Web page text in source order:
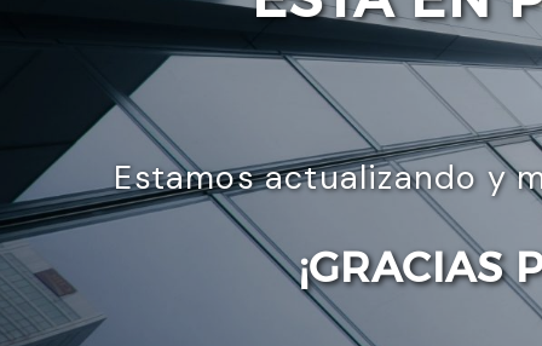
Estamos actualizando y
¡GRACIAS